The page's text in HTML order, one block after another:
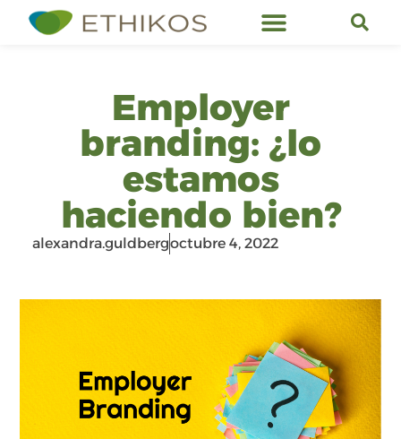
Employer
branding: ¿lo
estamos
haciendo bien?
alexandra.guldbergoctubre 4, 2022